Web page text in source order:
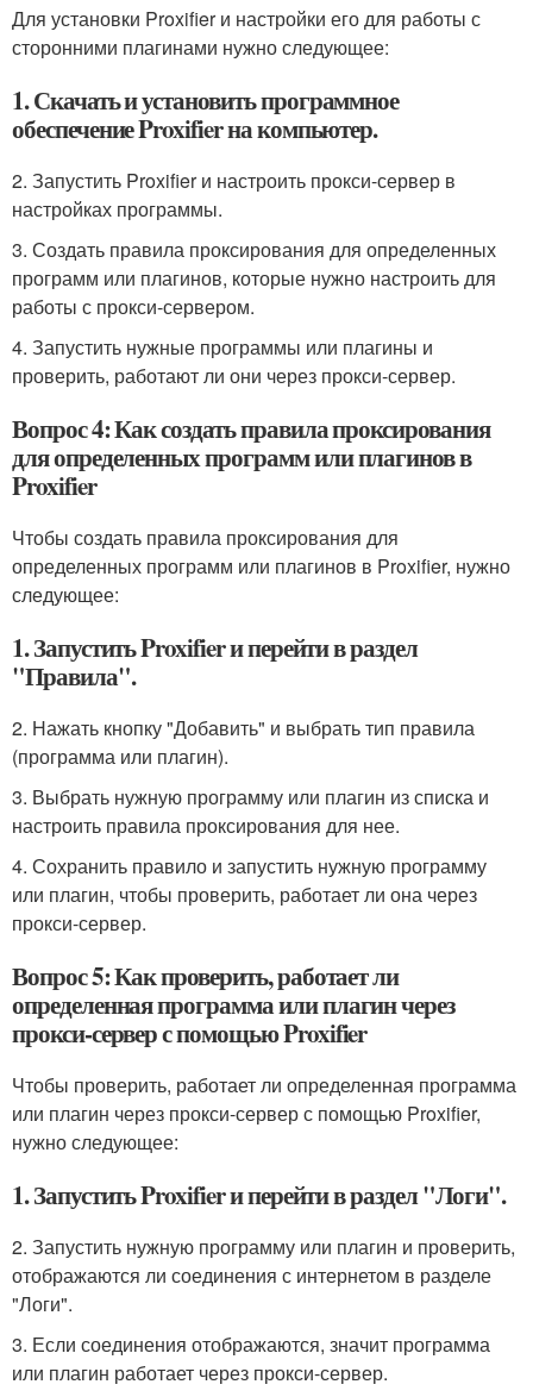
Для установки Proxifier и настройки его для работы с
сторонними плагинами нужно следующее:
1. Скачать и установить программное
обеспечение Proxifier на компьютер.
2. Запустить Proxifier и настроить прокси-сервер в
настройках программы.
3. Создать правила проксирования для определенных
программ или плагинов, которые нужно настроить для
работы с прокси-сервером.
4. Запустить нужные программы или плагины и
проверить, работают ли они через прокси-сервер.
Вопрос 4: Как создать правила проксирования
для определенных программ или плагинов в
Proxifier
Чтобы создать правила проксирования для
определенных программ или плагинов в Proxifier, нужно
следующее:
1. Запустить Proxifier и перейти в раздел
"Правила".
2. Нажать кнопку "Добавить" и выбрать тип правила
(программа или плагин).
3. Выбрать нужную программу или плагин из списка и
настроить правила проксирования для нее.
4. Сохранить правило и запустить нужную программу
или плагин, чтобы проверить, работает ли она через
прокси-сервер.
Вопрос 5: Как проверить, работает ли
определенная программа или плагин через
прокси-сервер с помощью Proxifier
Чтобы проверить, работает ли определенная программа
или плагин через прокси-сервер с помощью Proxifier,
нужно следующее:
1. Запустить Proxifier и перейти в раздел "Логи".
2. Запустить нужную программу или плагин и проверить,
отображаются ли соединения с интернетом в разделе
"Логи".
3. Если соединения отображаются, значит программа
или плагин работает через прокси-сервер.